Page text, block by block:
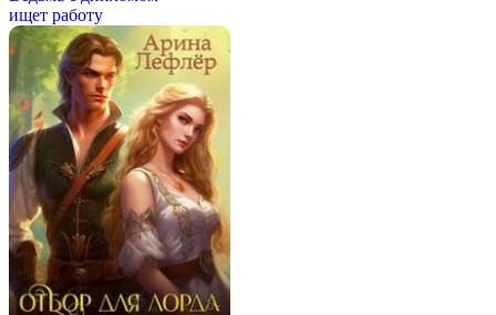
ищет работу